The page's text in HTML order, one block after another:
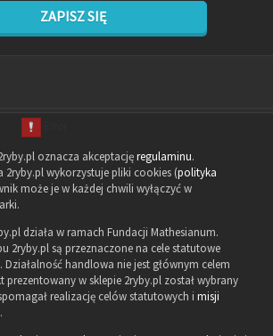
ZAPISZ SIĘ
oznacza akceptacjęregulaminu.
2ryby.pl wykorzystuje pliki cookies (polityka
może je w każdej chwili wyłączyć w
działa w ramach Fundacji Mathesianum.
2ryby.pl są przeznaczone na cele statutowe
Działalność handlowa nie jest głównym celem
w sklepie 2ryby.pl został wybrany
realizację celów statutowych i misji
.